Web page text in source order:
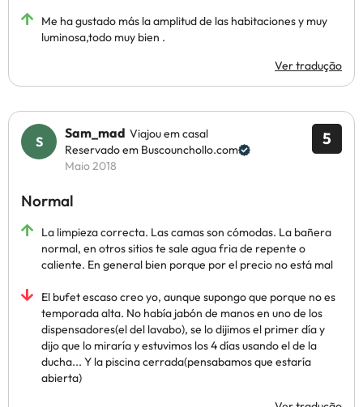
Me ha gustado más la amplitud de las habitaciones y muy
luminosa,todo muy bien .
Ver tradução
5
Sam_mad Viajou em casal
Reservado em Buscounchollo.com
Maio 2018
Normal
La limpieza correcta. Las camas son cómodas. La bañera
normal, en otros sitios te sale agua fria de repente o
caliente. En general bien porque por el precio no está mal
El bufet escaso creo yo, aunque supongo que porque no es
temporada alta. No había jabón de manos en uno de los
dispensadores(el del lavabo), se lo dijimos el primer día y
dijo que lo miraría y estuvimos los 4 días usando el de la
ducha... Y la piscina cerrada(pensabamos que estaría
abierta)